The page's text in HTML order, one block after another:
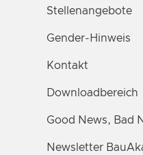
Stellenangebote
Gender-Hinweis
Kontakt
Downloadbereich
Good News, Bad
Newsletter